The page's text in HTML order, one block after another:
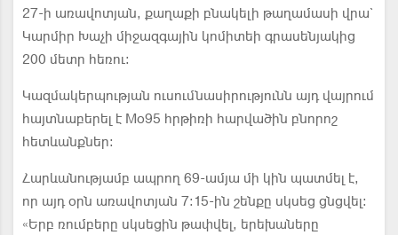
27-ի առավոտյան, քաղաքի բնակելի թաղամասի վրա`
Կարմիր Խաչի միջազգային կոմիտեի գրասենյակից
200 մետր հեռու։
Կազմակերպության ուսումնասիրությունն այդ վայրում
հայտնաբերել է Mo95 հրթիռի հարվածին բնորոշ
հետևանքներ։
Հարևանությամբ ապրող 69-ամյա մի կին պատմել է,
որ այդ օրն առավոտյան 7:15-ին շենքը սկսեց ցնցվել։
«Երբ ռումբերը սկսեցին թափվել, երեխաները